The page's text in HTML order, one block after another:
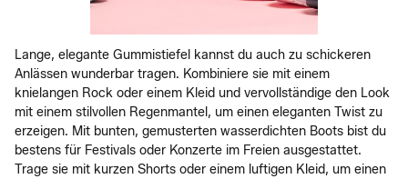
Lange, elegante Gummistiefel kannst du auch zu schickeren
Anlässen wunderbar tragen. Kombiniere sie mit einem
knielangen Rock oder einem Kleid und vervollständige den Look
mit einem stilvollen Regenmantel, um einen eleganten Twist zu
erzeigen. Mit bunten, gemusterten wasserdichten Boots bist du
bestens für Festivals oder Konzerte im Freien ausgestattet.
Trage sie mit kurzen Shorts oder einem luftigen Kleid, um einen